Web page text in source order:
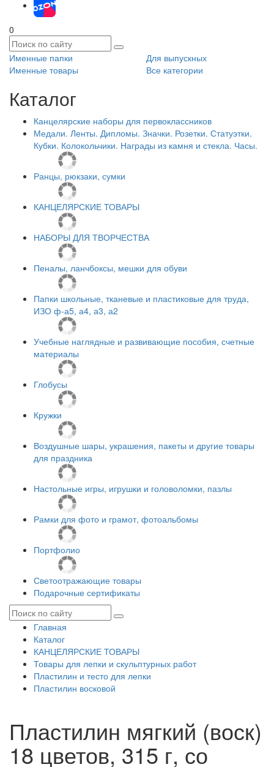
0
Именные папки
Для выпускных
Именные товары
Все категории
Каталог
Канцелярские наборы для первоклассников
Медали. Ленты. Дипломы. Значки. Розетки. Статуэтки.
Кубки. Колокольчики. Награды из камня и стекла. Часы.
Ранцы, рюкзаки, сумки
КАНЦЕЛЯРСКИЕ ТОВАРЫ
НАБОРЫ ДЛЯ ТВОРЧЕСТВА
Пеналы, ланчбоксы, мешки для обуви
Папки школьные, тканевые и пластиковые для труда,
ИЗО ф-а5, а4, а3, а2
Учебные наглядные и развивающие пособия, счетные
материалы
Глобусы
Кружки
Воздушные шары, украшения, пакеты и другие товары
для праздника
Настольные игры, игрушки и головоломки, пазлы
Рамки для фото и грамот, фотоальбомы
Портфолио
Светоотражающие товары
Подарочные сертификаты
Главная
Каталог
КАНЦЕЛЯРСКИЕ ТОВАРЫ
Товары для лепки и скульптурных работ
Пластилин и тесто для лепки
Пластилин восковой
Пластилин мягкий (воск)
18 цветов, 315 г, со